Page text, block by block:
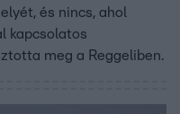
és nincs, ahol
kapcsolatos
meg a Reggeliben.